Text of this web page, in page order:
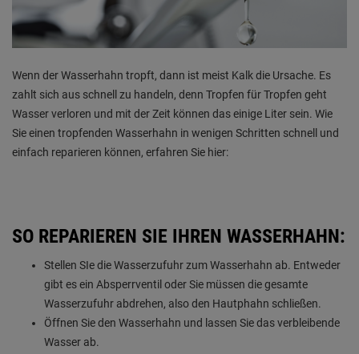
Wenn der Wasserhahn tropft, dann ist meist Kalk die Ursache. Es
zahlt sich aus schnell zu handeln, denn Tropfen für Tropfen geht
Wasser verloren und mit der Zeit können das einige Liter sein. Wie
Sie einen tropfenden Wasserhahn in wenigen Schritten schnell und
einfach reparieren können, erfahren Sie hier:
SO REPARIEREN SIE IHREN WASSERHAHN:
Stellen SIe die Wasserzufuhr zum Wasserhahn ab. Entweder
gibt es ein Absperrventil oder Sie müssen die gesamte
Wasserzufuhr abdrehen, also den Hautphahn schließen.
Öffnen Sie den Wasserhahn und lassen Sie das verbleibende
Wasser ab.